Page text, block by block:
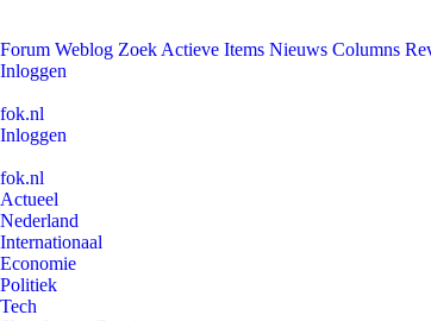
Forum Weblog Zoek Actieve Items Nieuws Columns
Inloggen
fok.nl
Inloggen
fok.nl
Actueel
Nederland
Internationaal
Economie
Politiek
Tech